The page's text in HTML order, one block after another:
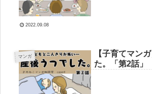
2022.09.08
マンガ
【子育てマン
た。「第2話」